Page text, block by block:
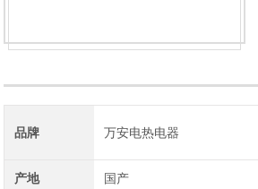
品牌 万安电热电器
产地 国产